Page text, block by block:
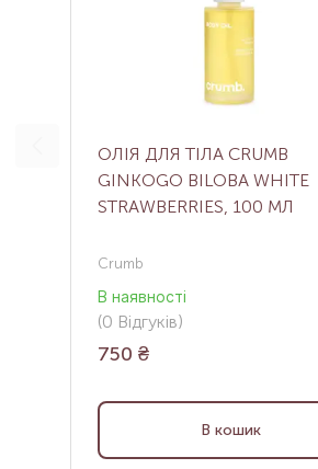
ОЛІЯ ДЛЯ ТІЛА CRUMB
GINKOGO BILOBA WHITE
STRAWBERRIES, 100 МЛ
Crumb
В наявності
(0 Відгуків)
750 ₴
В кошик